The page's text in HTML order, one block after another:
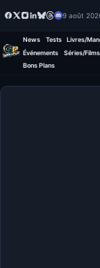
9 août
News Tests
Livres/
Événements
Séries/Films
Bons Plans